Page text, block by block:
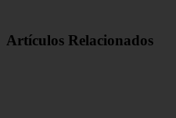
Artículos Relacionados